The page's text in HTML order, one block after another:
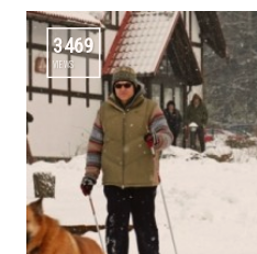
3469
VIEWS